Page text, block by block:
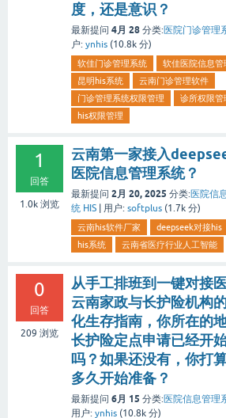
度，还是意识？
最新提问 4月 28 分类:医院门诊管理
户: ynhis (10.8k 分)
软佳门诊管理系统
软佳医院信息管
昆明his系统
云南门诊管理软件
门诊管理系统权限管理
诊所权限管
his权限管理
1
回答
1.0k 浏览
云南第一家接入
医院信息管理系统？
最新提问 2月 20, 2025 分类:医院信
统 HIS
用户: softplus (1.7k 分)
云南his软件厂家
deepseek对接his
his系统
云南省医疗行业人工智能
0
回答
209 浏览
从手工排班到一键对接
云南家政与长护险机构
化生存指南，你所在的
长护险定点申请已经开
吗？如果还没有，你打
多久开始准备？
最新提问 6月 15 分类:医院信息管理
用户: ynhis (10.8k 分)